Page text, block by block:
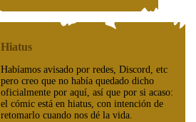
Hiatus
Habíamos avisado por redes, Discord, etc
pero creo que no había quedado dicho
oficialmente por aquí, así que por si acaso:
el cómic está en hiatus, con intención de
retomarlo cuando nos dé la vida.